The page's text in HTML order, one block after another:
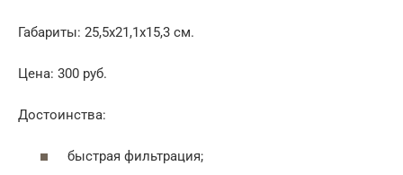
Габариты: 25,5х21,1х15,3 см.
Цена: 300 руб.
Достоинства:
быстрая фильтрация;